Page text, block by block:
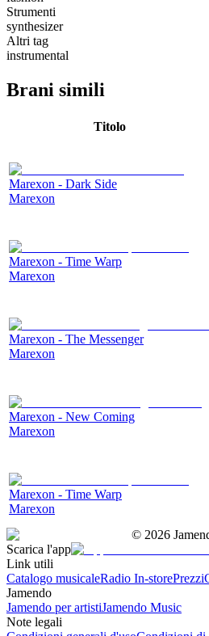
Strumenti
synthesizer
Altri tag
instrumental
Brani simili
Titolo
Marexon - Dark Side
Marexon
Marexon - Time Warp
Marexon
Marexon - The Messenger
Marexon
Marexon - New Coming
Marexon
Marexon - Time Warp
Marexon
© 2026
Scarica l'app
Link utili
Catalogo musicaleRadio In-storePrezzi
Jamendo
Jamendo per artistiJamendo Music
Note legali